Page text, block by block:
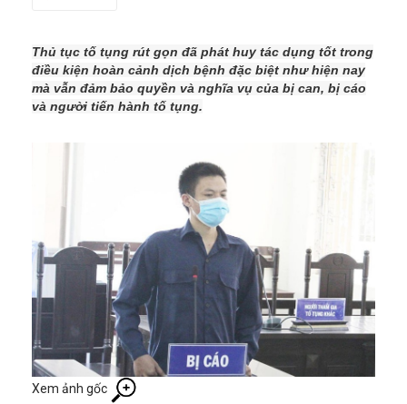
Thủ tục tố tụng rút gọn đã phát huy tác dụng tốt trong
điều kiện hoàn cảnh dịch bệnh đặc biệt như hiện nay
mà vẫn đảm bảo quyền và nghĩa vụ của bị can, bị cáo
và người tiến hành tố tụng.
Xem ảnh gốc